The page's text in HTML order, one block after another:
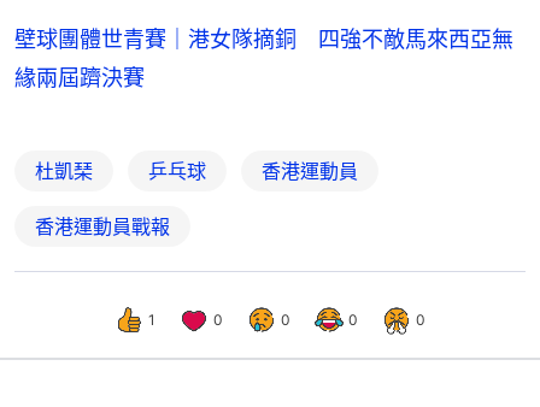
壁球團體世青賽｜港女隊摘銅 四強不敵馬來西亞無
緣兩屆躋決賽
杜凱琹 乒乓球 香港運動員
香港運動員戰報
1 0 0 0 0